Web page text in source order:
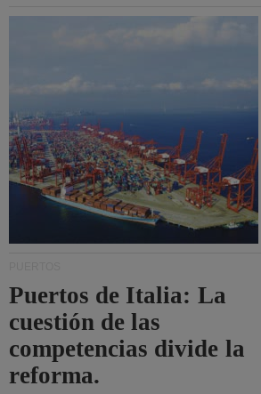
Puertos de Italia: La
cuestión de las
competencias divide la
reforma.